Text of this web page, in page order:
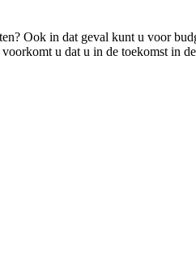
Ook in dat geval kunt u voor
u dat u in de toekomst in